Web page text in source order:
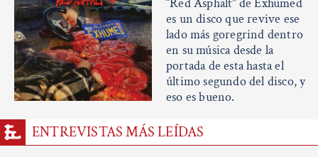
es un disco que revive ese
lado más goregrind dentro
en su música desde la
portada de esta hasta el
último segundo del disco, y
eso es bueno.
ENTREVISTAS MÁS LEÍDAS